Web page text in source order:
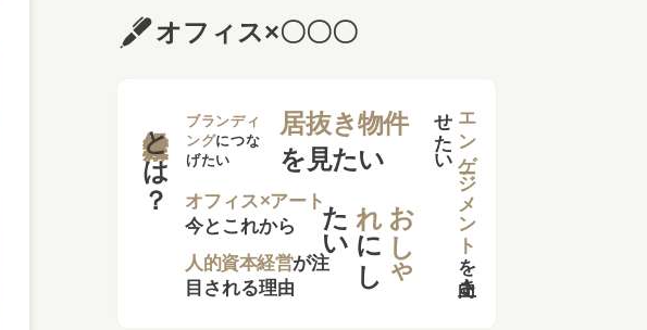
オフィス×〇〇〇
とは？
ブランディ
ングにつな
げたい
居抜き物件
を見たい
オフィス×アート
今とこれから
人的資本経営が注
目される理由
お
し
ゃ
れ
に
し
た
い エンゲージメント
を
向上さ
せ
た
い